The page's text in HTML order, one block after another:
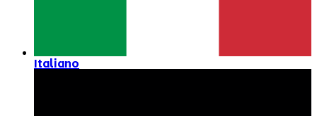
Italiano